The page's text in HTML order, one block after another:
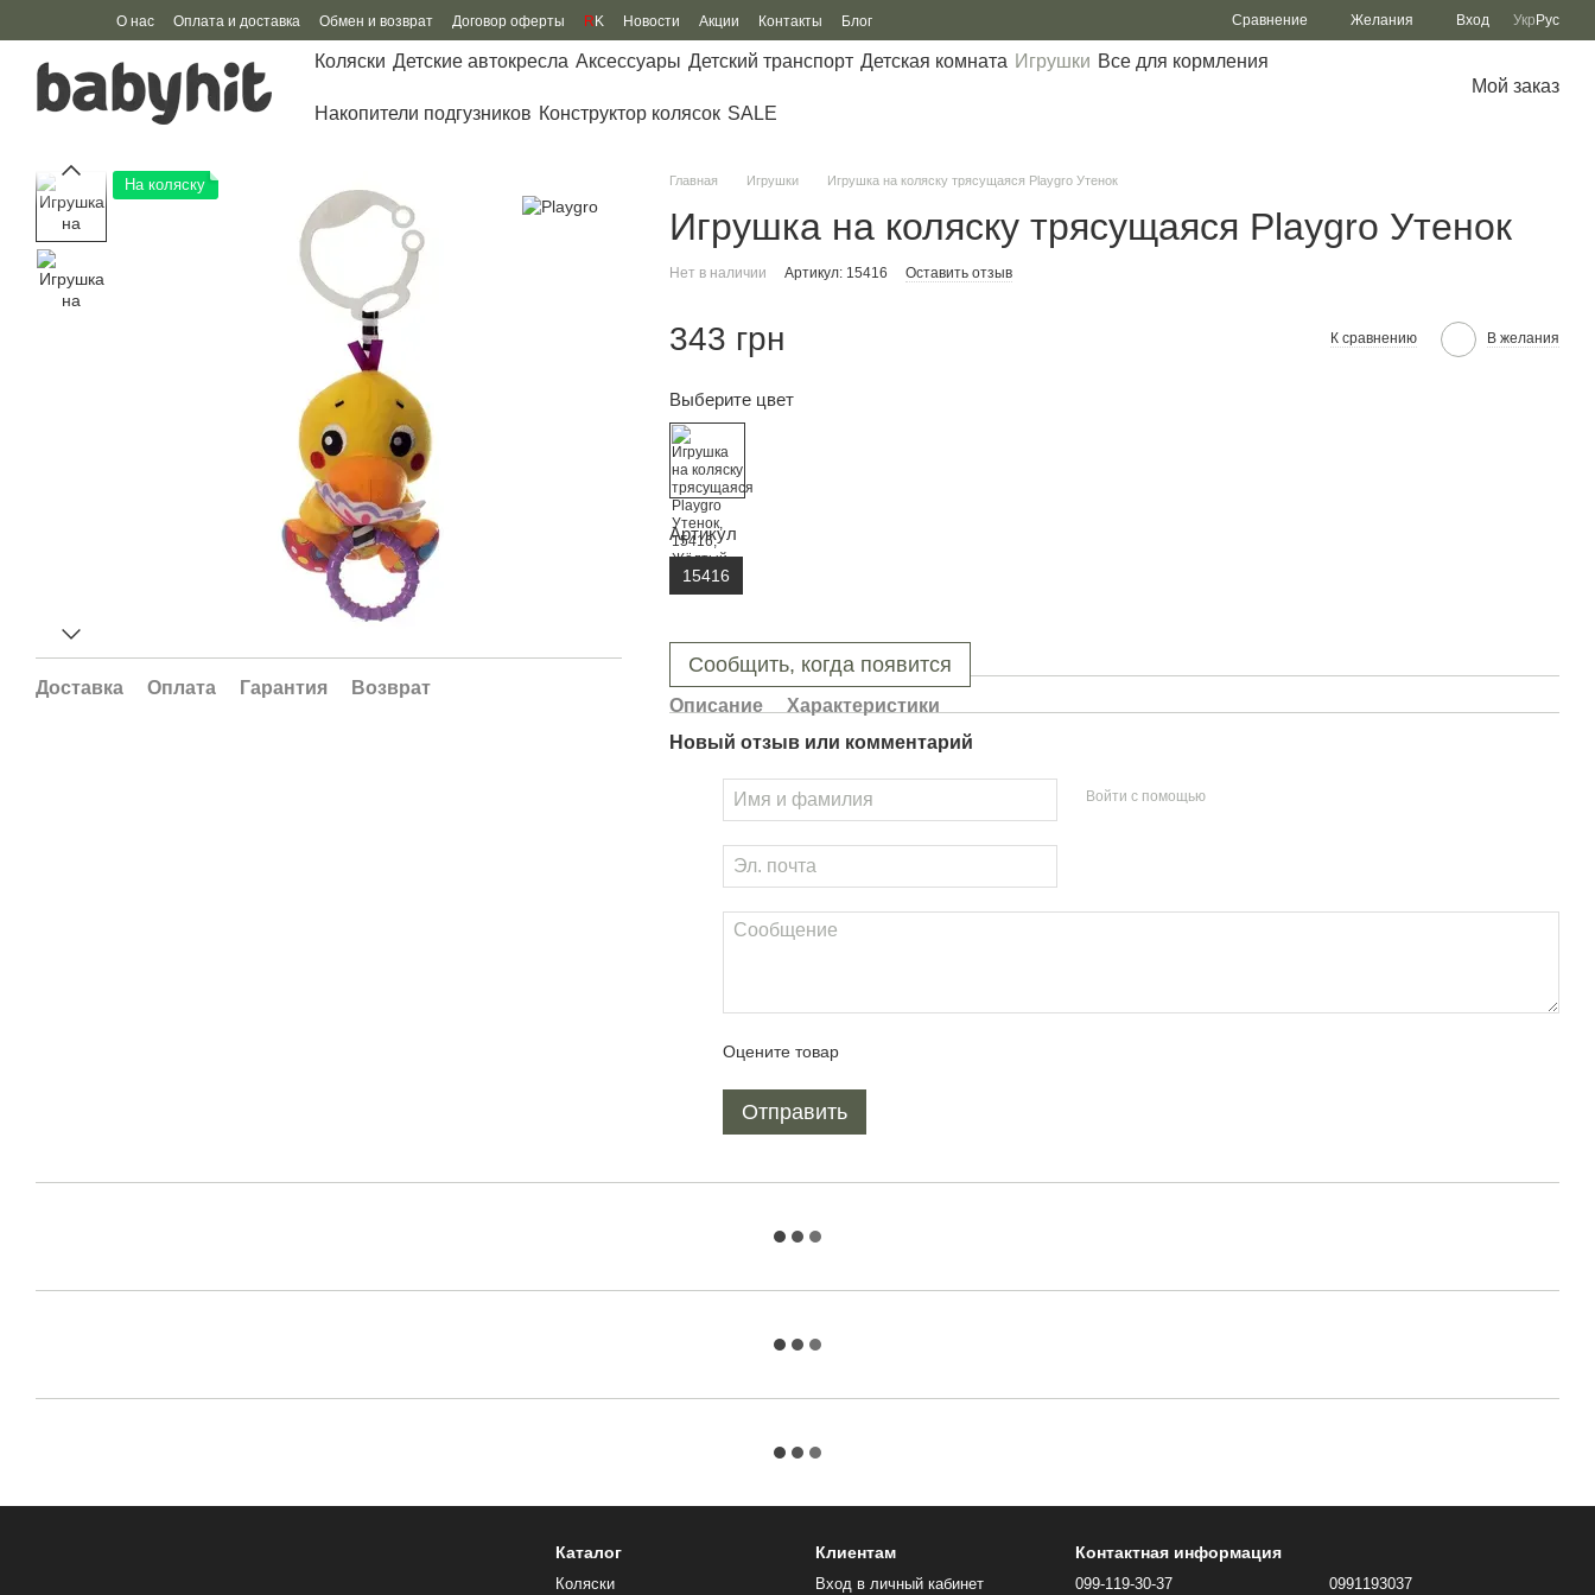
Перейти к основному контенту
О нас Оплата и доставка Обмен и возврат Договор оферты R K Новости Акции Контакты Блог Сравнение Желания Вход Укр Рус
Коляски Детские автокресла Аксессуары Детский транспорт Детская комната Игрушки Все для кормления
Накопители подгузников Конструктор колясок SALE
Мой заказ
На коляску
Доставка Оплата Гарантия Возврат
Главная Игрушки Игрушка на коляску трясущаяся Playgro Утенок
Игрушка на коляску трясущаяся Playgro Утенок
Нет в наличии Артикул: 15416 Оставить отзыв
343 грн К сравнению В желания
Выберите цвет
Артикул
15416
Сообщить, когда появится
Описание
Характеристики
Новый отзыв или комментарий
Войти с помощью
Оцените товар
Отправить
Каталог
Коляски
Клиентам
Вход в личный кабинет
Контактная информация
099-119-30-37 0991193037